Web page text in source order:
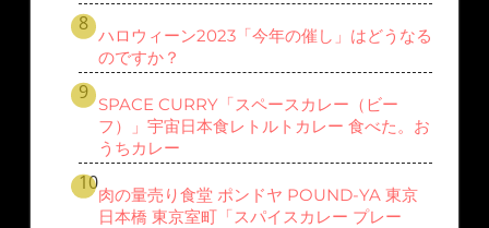
ハロウィーン2023「今年の催し」はどうなる
のですか？
SPACE CURRY「スペースカレー（ビー
フ）」宇宙日本食レトルトカレー 食べた。お
うちカレー
肉の量売り食堂 ポンドヤ POUND-YA 東京
日本橋 東京室町「スパイスカレー プレー